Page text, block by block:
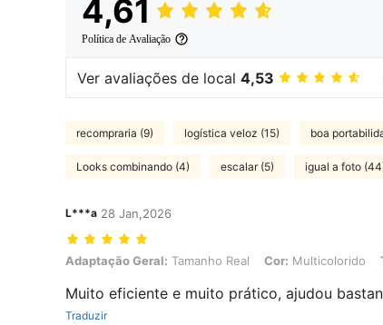
4,61
Política de Avaliação
Ver avaliações de local 4,53
recompraria (9) logística veloz (15) boa
Looks combinando (4) escalar (5) igual a foto
L***a 28 Jan,2026
Adaptação Geral: Tamanho Real, Cor: Multicolorido,
Adaptação Geral: Tamanho Real Cor: Multicolorido
Muito eficiente e muito prático, ajudou
Traduzir